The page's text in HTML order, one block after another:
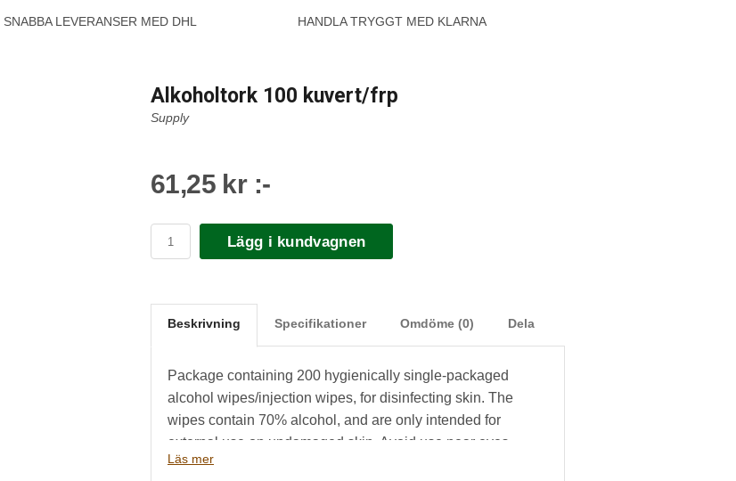
SNABBA LEVERANSER MED DHL HANDLA TRYGGT MED KLARNA
Alkoholtork 100 kuvert/frp
Supply
61,25 kr :-
Lägg i kundvagnen
Beskrivning Specifikationer Omdöme (0) Dela
Package containing 200 hygienically single-packaged
alcohol wipes/injection wipes, for disinfecting skin. The
wipes contain 70% alcohol, and are only intended for
external use on undamaged skin. Avoid use near eyes,
mouth and/or mucous membranes.
Läs mer